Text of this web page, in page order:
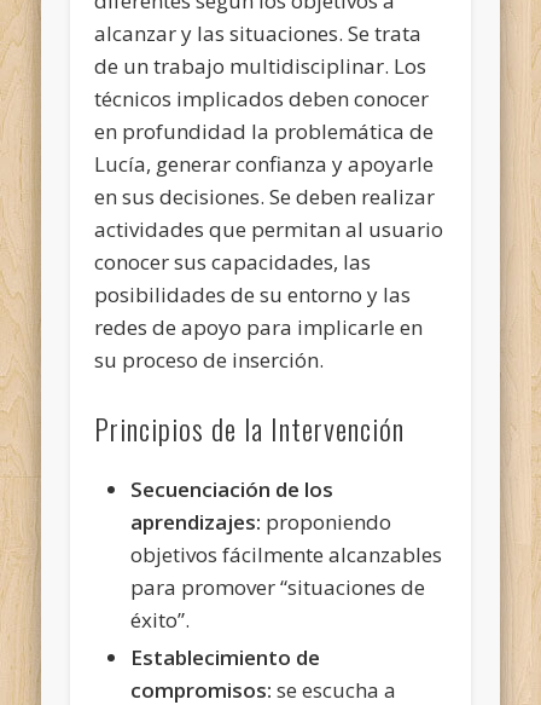
alcanzar y las situaciones. Se trata
de un trabajo multidisciplinar. Los
técnicos implicados deben conocer
en profundidad la problemática de
Lucía, generar confianza y apoyarle
en sus decisiones. Se deben realizar
actividades que permitan al usuario
conocer sus capacidades, las
posibilidades de su entorno y las
redes de apoyo para implicarle en
su proceso de inserción.
Principios de la Intervención
Secuenciación de los
aprendizajes: proponiendo
objetivos fácilmente alcanzables
para promover “situaciones de
éxito”.
Establecimiento de
compromisos: se escucha a